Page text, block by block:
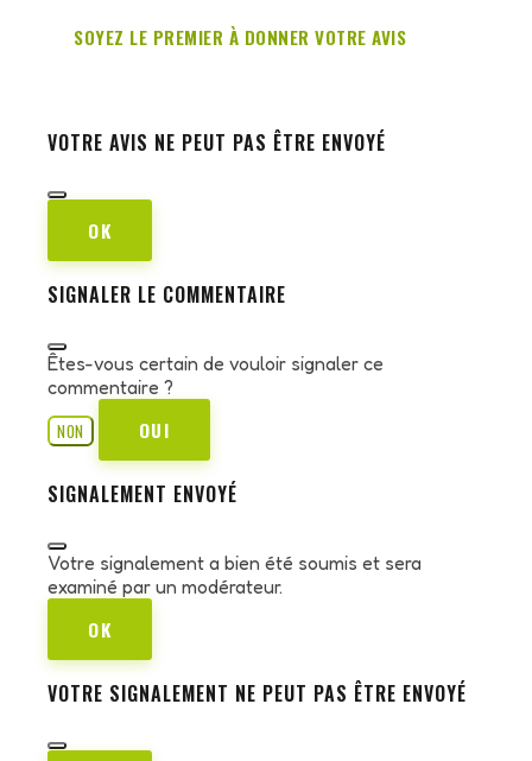
SOYEZ LE PREMIER À DONNER VOTRE AVIS
VOTRE AVIS NE PEUT PAS ÊTRE ENVOYÉ
OK
SIGNALER LE COMMENTAIRE
Êtes-vous certain de vouloir signaler ce
commentaire ?
NON
OUI
SIGNALEMENT ENVOYÉ
Votre signalement a bien été soumis et sera
examiné par un modérateur.
OK
VOTRE SIGNALEMENT NE PEUT PAS ÊTRE ENVOYÉ